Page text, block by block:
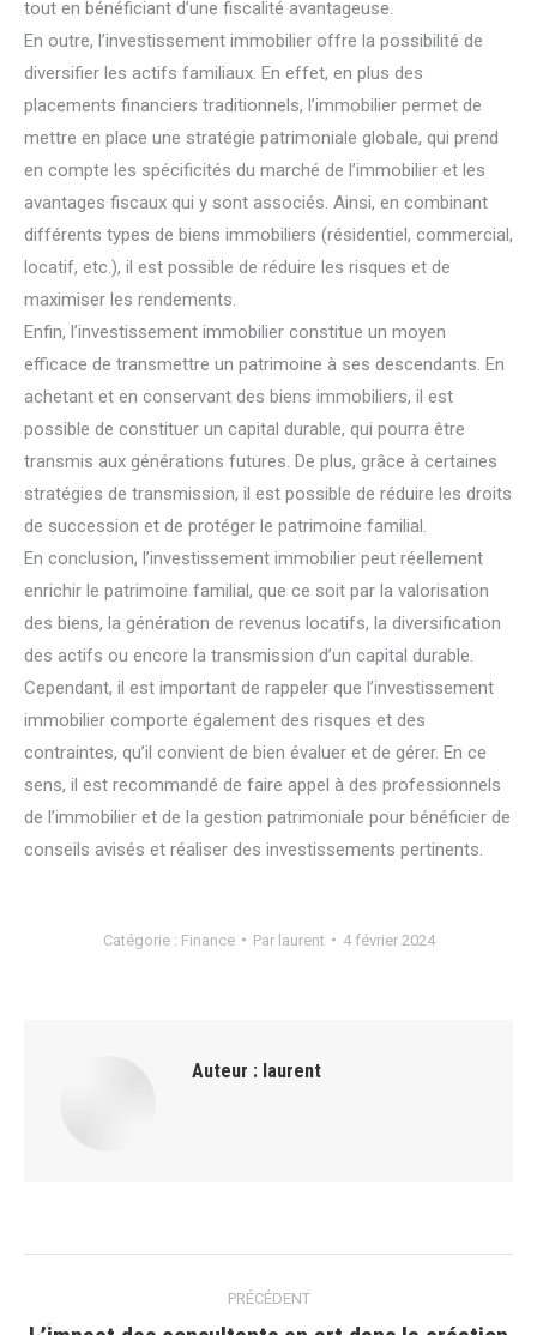
tout en bénéficiant d’une fiscalité avantageuse.
En outre, l’investissement immobilier offre la possibilité de
diversifier les actifs familiaux. En effet, en plus des
placements financiers traditionnels, l’immobilier permet de
mettre en place une stratégie patrimoniale globale, qui prend
en compte les spécificités du marché de l’immobilier et les
avantages fiscaux qui y sont associés. Ainsi, en combinant
différents types de biens immobiliers (résidentiel, commercial,
locatif, etc.), il est possible de réduire les risques et de
maximiser les rendements.
Enfin, l’investissement immobilier constitue un moyen
efficace de transmettre un patrimoine à ses descendants. En
achetant et en conservant des biens immobiliers, il est
possible de constituer un capital durable, qui pourra être
transmis aux générations futures. De plus, grâce à certaines
stratégies de transmission, il est possible de réduire les droits
de succession et de protéger le patrimoine familial.
En conclusion, l’investissement immobilier peut réellement
enrichir le patrimoine familial, que ce soit par la valorisation
des biens, la génération de revenus locatifs, la diversification
des actifs ou encore la transmission d’un capital durable.
Cependant, il est important de rappeler que l’investissement
immobilier comporte également des risques et des
contraintes, qu’il convient de bien évaluer et de gérer. En ce
sens, il est recommandé de faire appel à des professionnels
de l’immobilier et de la gestion patrimoniale pour bénéficier de
conseils avisés et réaliser des investissements pertinents.
Catégorie : Finance Par laurent 4 février 2024
Auteur : laurent
PRÉCÉDENT